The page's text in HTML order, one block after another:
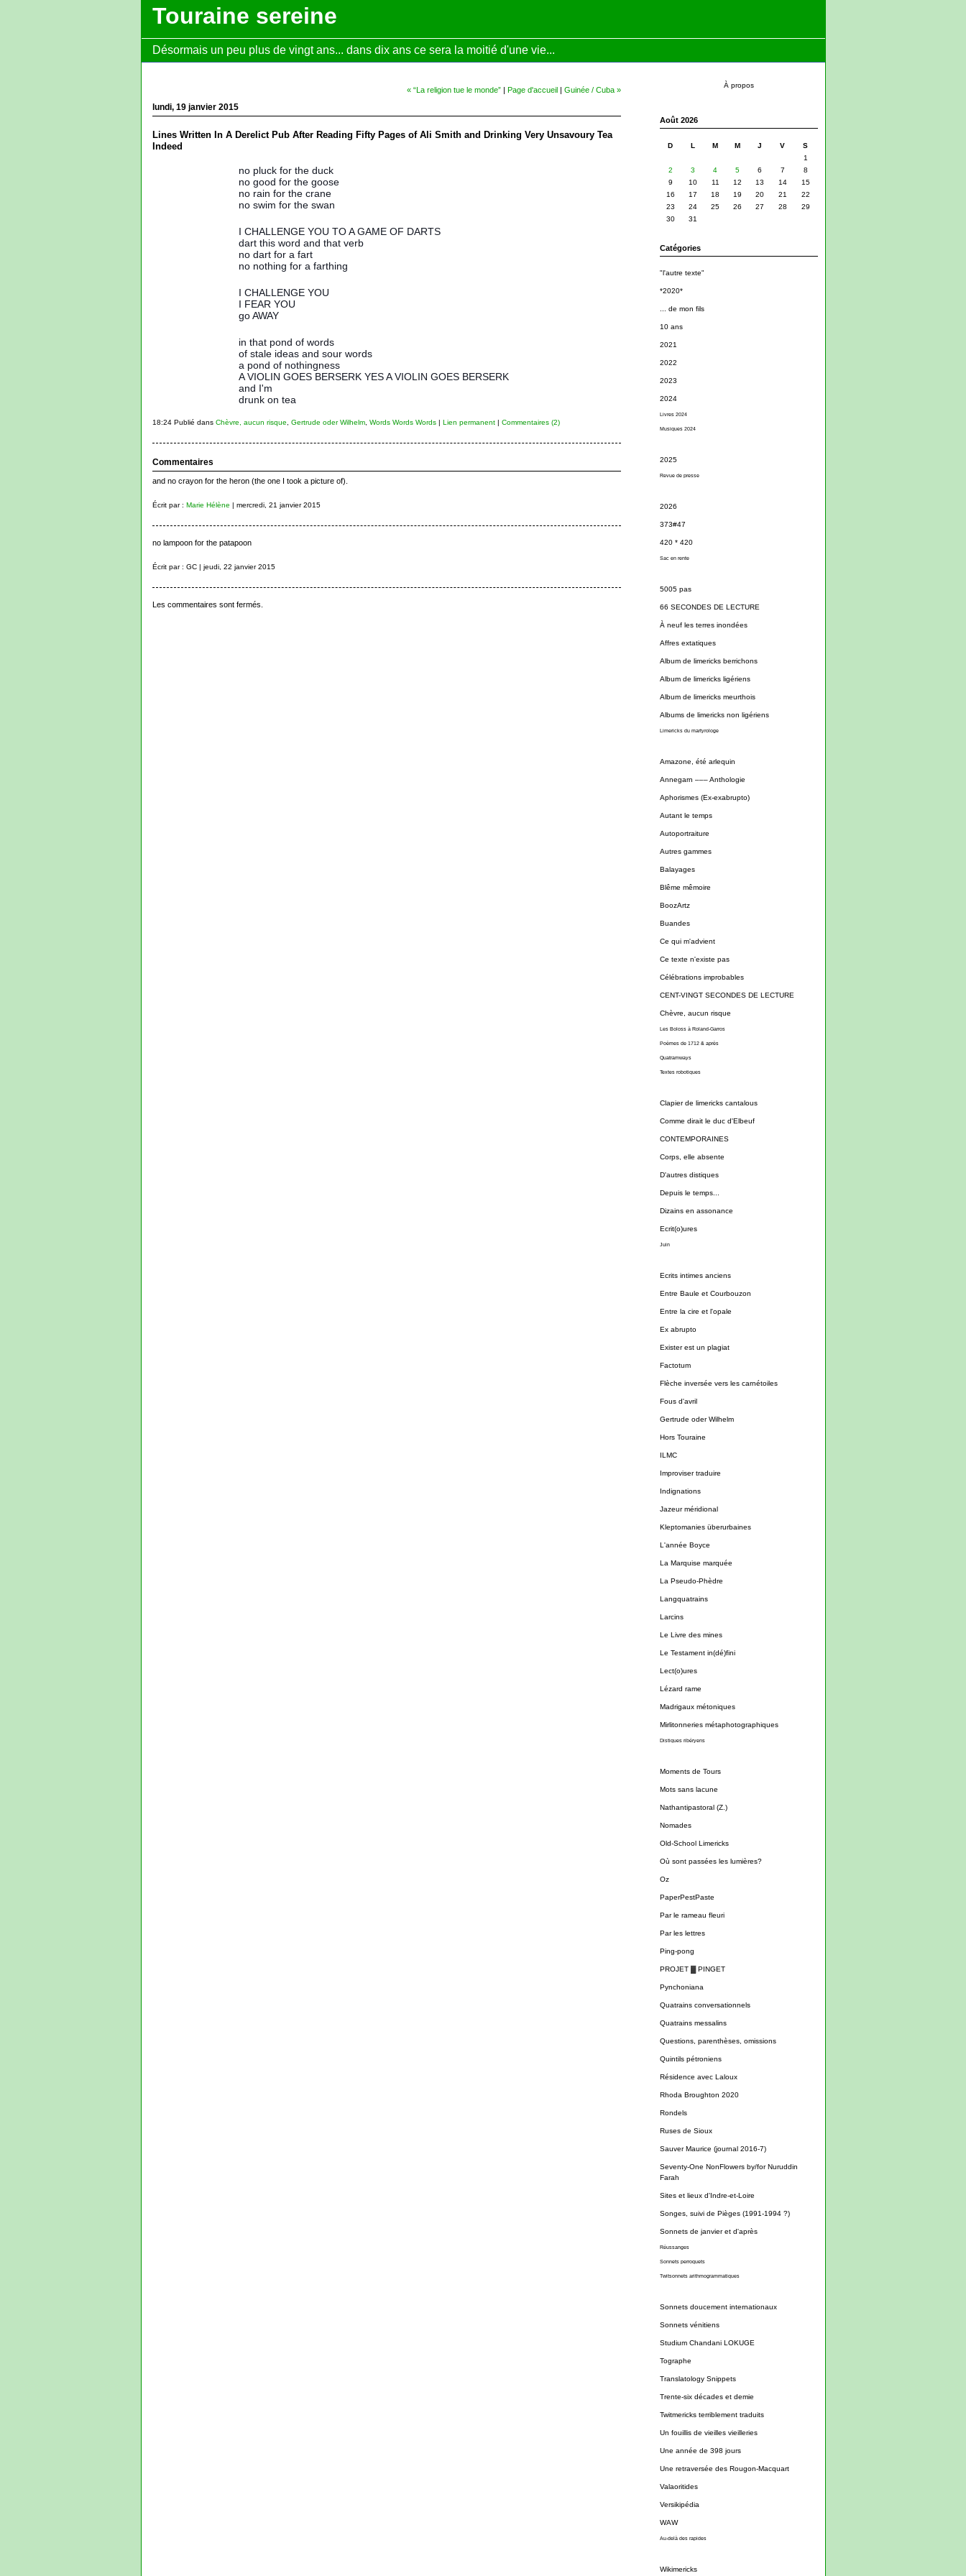
Touraine sereine
Désormais un peu plus de vingt ans... dans dix ans ce sera la moitié d'une vie...
À propos
Août 2026
D L M M J V
S
1
2
3 4 5 6 7
8
9
10 11 12 13 14
15
16
17 18 19 20 21
22
23
24 25 26 27 28
29
30
31
Catégories
"l'autre texte"
*2020*
... de mon fils
10 ans
2021
2022
2023
2024
Livres 2024
Musiques 2024
2025
Revue de presse
2026
373#47
420 * 420
Sac en rente
5005 pas
66 SECONDES DE LECTURE
À neuf les terres inondées
Affres extatiques
Album de limericks berrichons
Album de limericks ligériens
Album de limericks meurthois
Albums de limericks non ligériens
Limericks du martyrologe
Amazone, été arlequin
Annegarn ––– Anthologie
Aphorismes (Ex-exabrupto)
Autant le temps
Autoportraiture
Autres gammes
Balayages
Blême mêmoire
BoozArtz
Buandes
Ce qui m'advient
Ce texte n'existe pas
Célébrations improbables
CENT-VINGT SECONDES DE LECTURE
Chèvre, aucun risque
Les Boloss à Roland-Garros
Poèmes de 1712 & après
Quatramways
Textes robotiques
Clapier de limericks cantalous
Comme dirait le duc d'Elbeuf
CONTEMPORAINES
Corps, elle absente
D'autres distiques
Depuis le temps...
Dizains en assonance
Ecrit(o)ures
Juin
Ecrits intimes anciens
Entre Baule et Courbouzon
Entre la cire et l'opale
Ex abrupto
Exister est un plagiat
Factotum
Flèche inversée vers les carnétoiles
Fous d'avril
Gertrude oder Wilhelm
Hors Touraine
ILMC
Improviser traduire
Indignations
Jazeur méridional
Kleptomanies überurbaines
L'année Boyce
La Marquise marquée
La Pseudo-Phèdre
Langquatrains
Larcins
Le Livre des mines
Le Testament in(dé)fini
Lect(o)ures
Lézard rame
Madrigaux métoniques
Mirlitonneries métaphotographiques
Distiques ribéryens
Moments de Tours
Mots sans lacune
Nathantipastoral (Z.)
Nomades
Old-School Limericks
Où sont passées les lumières?
Oz
PaperPestPaste
Par le rameau fleuri
Par les lettres
Ping-pong
PROJET ▓ PINGET
Pynchoniana
Quatrains conversationnels
Quatrains messalins
Questions, parenthèses, omissions
Quintils pétroniens
Résidence avec Laloux
Rhoda Broughton 2020
Rondels
Ruses de Sioux
Sauver Maurice (journal 2016-7)
Seventy-One NonFlowers by/for Nuruddin
Farah
Sites et lieux d'Indre-et-Loire
Songes, suivi de Pièges (1991-1994 ?)
Sonnets de janvier et d'après
Réussanges
Sonnets perroquets
Twitsonnets arithmogrammatiques
Sonnets doucement internationaux
Sonnets vénitiens
Studium Chandani LOKUGE
Tographe
Translatology Snippets
Trente-six décades et demie
Twitmericks terriblement traduits
Un fouillis de vieilles vieilleries
Une année de 398 jours
Une retraversée des Rougon-Macquart
Valaoritides
Versikipédia
WAW
Au-delà des rapides
Wikimericks
« “La religion tue le monde”| Page d'accueil| Guinée / Cuba »
lundi, 19 janvier 2015
Lines Written In A Derelict Pub After Reading Fifty Pages of Ali Smith and Drinking Very Unsavoury Tea
Indeed
no pluck for the duck
no good for the goose
no rain for the crane
no swim for the swan
I CHALLENGE YOU TO A GAME OF DARTS
dart this word and that verb
no dart for a fart
no nothing for a farthing
I CHALLENGE YOU
I FEAR YOU
go AWAY
in that pond of words
of stale ideas and sour words
a pond of nothingness
A VIOLIN GOES BERSERK YES A VIOLIN GOES BERSERK
and I'm
drunk on tea
18:24 Publié dans Chèvre, aucun risque Gertrude oder Wilhelm, Words Words Words| Lien permanent| Commentaires (2)
Commentaires
and no crayon for the heron (the one I took a picture of).
Écrit par : Marie Hélène | mercredi, 21 janvier 2015
no lampoon for the patapoon
Écrit par : GC | jeudi, 22 janvier 2015
Les commentaires sont fermés.